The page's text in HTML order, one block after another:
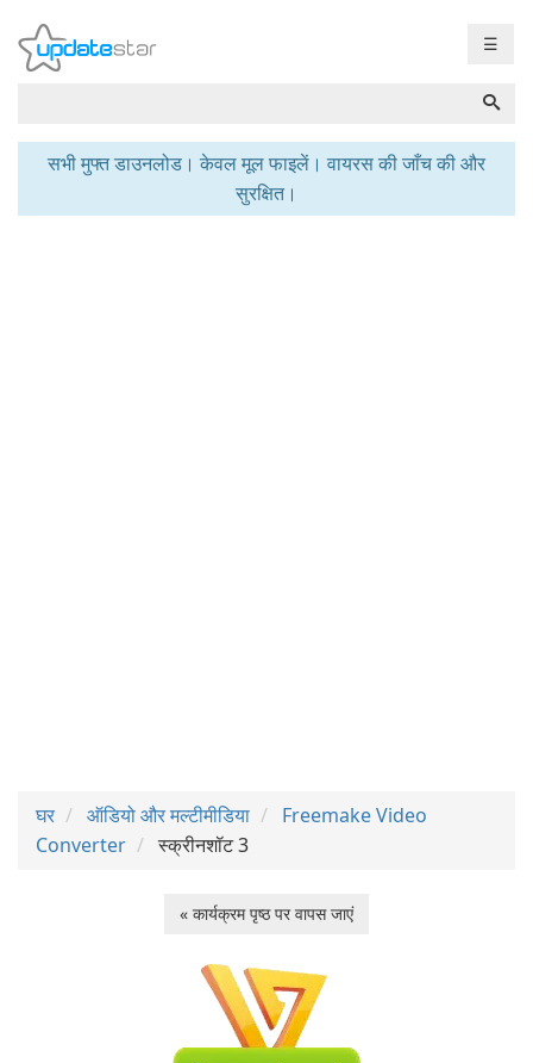
☰
सभी मुफ्त डाउनलोड। केवल मूल फाइलें। वायरस की जाँच की और
सुरक्षित।
घर ऑडियो और मल्टीमीडिया
Freemake Video
Converter
स्क्रीनशॉट 3
« कार्यक्रम पृष्ठ पर वापस जाएं